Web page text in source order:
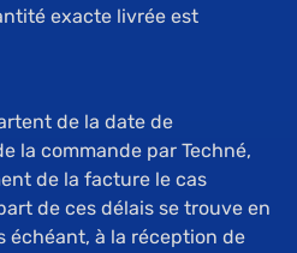
exacte livrée est
de la date de
la commande par Techné,
de la facture le cas
de ces délais se trouve en
échéant, à la réception de